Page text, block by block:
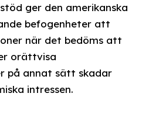
ger den amerikanska
befogenheter att
när det bedöms att
orättvisa
på annat sätt skadar
intressen.